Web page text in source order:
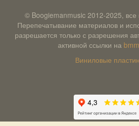
© Boogiemanmusic 2012-2025,
Перепечатывание материалов и
разрешается только с разрешения
активной ссылки на
Виниловые